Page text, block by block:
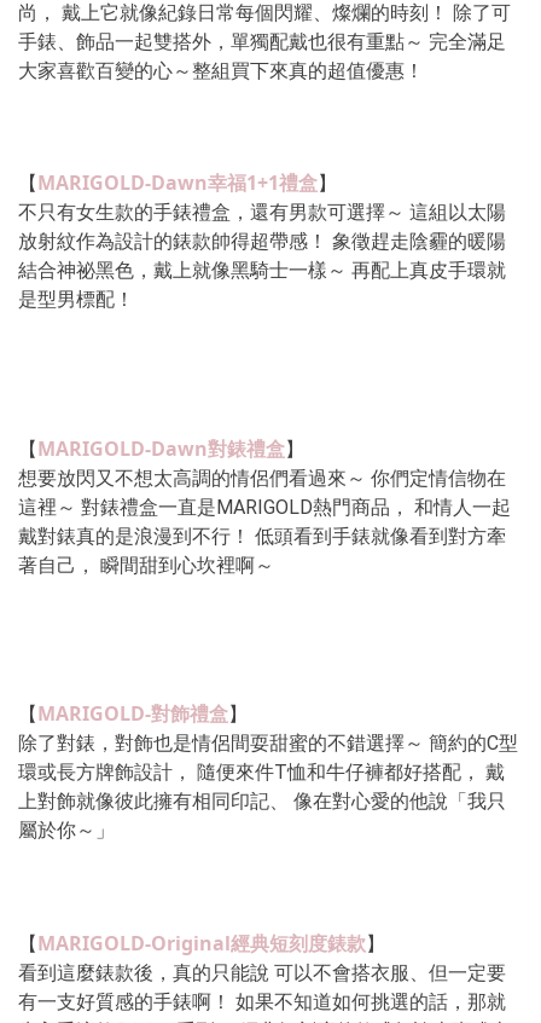
尚， 戴上它就像紀錄日常每個閃耀、燦爛的時刻！ 除了可
手錶、飾品一起雙搭外，單獨配戴也很有重點～ 完全滿足
大家喜歡百變的心～整組買下來真的超值優惠！
【 MARIGOLD-Dawn幸福1+1禮盒】
不只有女生款的手錶禮盒，還有男款可選擇～ 這組以太陽
放射紋作為設計的錶款帥得超帶感！ 象徵趕走陰霾的暖陽
結合神祕黑色，戴上就像黑騎士一樣～ 再配上真皮手環就
是型男標配！
【MARIGOLD-Dawn對錶禮盒】
想要放閃又不想太高調的情侶們看過來～ 你們定情信物在
這裡～ 對錶禮盒一直是MARIGOLD熱門商品， 和情人一起
戴對錶真的是浪漫到不行！ 低頭看到手錶就像看到對方牽
著自己， 瞬間甜到心坎裡啊～
【 MARIGOLD-對飾禮盒】
除了對錶，對飾也是情侶間耍甜蜜的不錯選擇～ 簡約的C型
環或長方牌飾設計， 隨便來件T恤和牛仔褲都好搭配， 戴
上對飾就像彼此擁有相同印記、 像在對心愛的他說「我只
屬於你～」
【MARIGOLD-Original經典短刻度錶款】
看到這麼錶款後，真的只能說 可以不會搭衣服、但一定要
有一支好質感的手錶啊！ 如果不知道如何挑選的話，那就